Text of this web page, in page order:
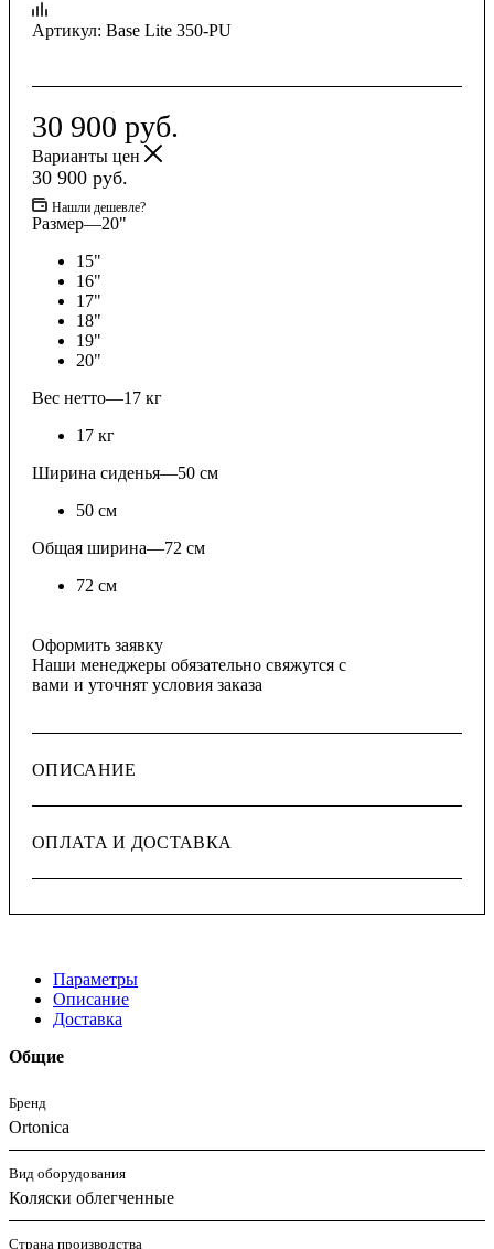
Артикул: Base Lite 350-PU
30 900 руб.
Варианты цен
30 900 руб.
Нашли дешевле?
Размер—20"
15"
16"
17"
18"
19"
20"
Вес нетто—17 кг
17 кг
Ширина сиденья—50 см
50 см
Общая ширина—72 см
72 см
Оформить заявку
Наши менеджеры обязательно свяжутся с
вами и уточнят условия заказа
ОПИСАНИЕ
ОПЛАТА И ДОСТАВКА
Параметры
Описание
Доставка
Общие
Бренд
Ortonica
Вид оборудования
Коляски облегченные
Страна производства